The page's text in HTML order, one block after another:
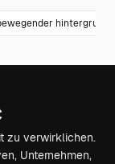
hintergrund
zu verwirklichen.
Unternehmen,